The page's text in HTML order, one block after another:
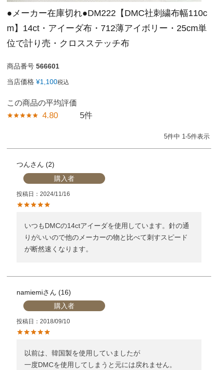
●メーカー在庫切れ●DM222【DMC社刺繍布幅110c
m】14ct・アイーダ布・712薄アイボリー・25cm単
位で計り売・クロスステッチ布
商品番号 566601
当店価格 ¥1,100税込
4.80 5
5件中 1 -5件表示
つん
2
購入者
投稿日 2024/11/16
いつもDMCの14ctアイーダを使用しています。針の通
りがいいので他のメーカーの物と比べて刺すスピード
が断然速くなります。
namiemi
16
購入者
投稿日 2018/09/10
以前は、韓国製を使用していましたが
一度DMCを使用してしまうと元には戻れません。